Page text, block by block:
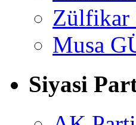
Musa
Siyasi